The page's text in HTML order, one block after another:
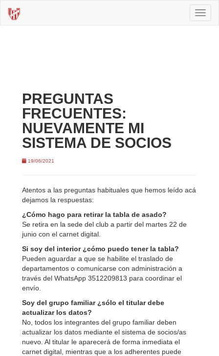
PREGUNTAS
FRECUENTES:
NUEVAMENTE MI
SISTEMA DE SOCIOS
19/06/2021
Atentos a las preguntas habituales que hemos leído acá
dejamos la respuestas:
¿Cómo hago para retirar la tabla de asado?
Se retira en la sede del club a partir del martes 22 de
junio con el carnet digital.
Si soy del interior ¿cómo puedo tener la tabla?
Pueden aguardar a que se habilite el traslado de
departamentos o comunicarse con administración a
través del WhatsApp 3512209813 para coordinar el
envío.
Soy del grupo familiar ¿sólo el titular debe
actualizar los datos?
No, todos los integrantes del grupo familiar deben
actualizar los datos mediante el sistema de socios/as
nuevo. Al titular le aparecerá de forma inmediata el
carnet digital, mientras que a los adherentes puede